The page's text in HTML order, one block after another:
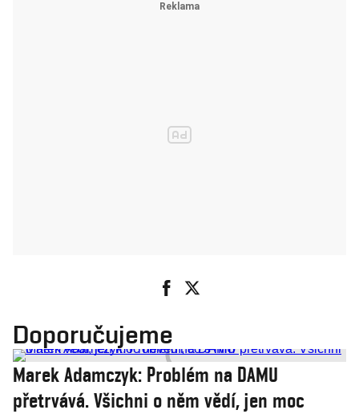
Doporučujeme
Marek Adamczyk: Problém na DAMU
přetrvává. Všichni o něm vědí, jen moc